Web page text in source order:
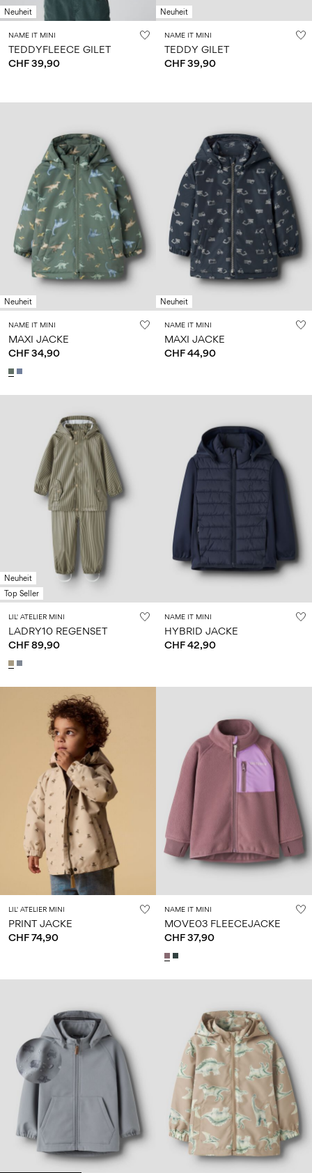
Neuheit
NAME IT MINI
TEDDYFLEECE GILET
CHF 39,90
Neuheit
NAME IT MINI
TEDDY GILET
CHF 39,90
Neuheit
NAME IT MINI
MAXI JACKE
CHF 34,90
Neuheit
NAME IT MINI
MAXI JACKE
CHF 44,90
Neuheit
Top Seller
LIL' ATELIER MINI
LADRY10 REGENSET
CHF 89,90
NAME IT MINI
HYBRID JACKE
CHF 42,90
LIL' ATELIER MINI
PRINT JACKE
CHF 74,90
NAME IT MINI
MOVE03 FLEECEJACKE
CHF 37,90